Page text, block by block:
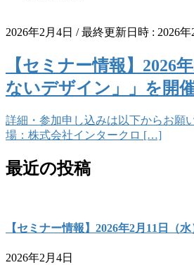
2026年2月4日 / 最終更新日時 : 2026年
【セミナー情報】2026
ないデザイン」」を開
詳細・参加申し込みは以下からお願
場：株式会社インタークロ […]
最近の投稿
【セミナー情報】2026年2月11日（
2026年2月4日